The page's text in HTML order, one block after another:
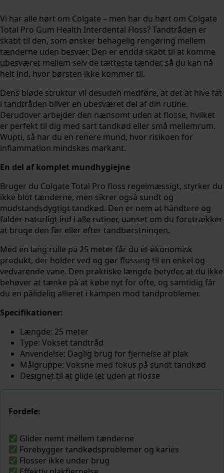
Vi har alle hørt om Colgate – men har du hørt om Colgate
Total Pro Gum Health Interdental Floss? Tandtråden er
skabt til den, som ønsker behagelig rengøring mellem
tænderne uden besvær. Den er endda skabt til at komme
ubesværet mellem selv de tætteste tænder, så du kan nå
helt ind, hvor børsten ikke kommer til.
Dens bløde struktur vil desuden medføre, at det at hive fat
i tandtråden bliver en ubesværet del af din rutine.
Derudover arbejder den nænsomt uden at flosse, hvilket
er perfekt til dig med sart tandkød eller små mellemrum.
Wupti, så har du en renere mund, hvor risikoen for
inflammation mindskes markant.
En del af komplet mundhygiejne
Bruger du Colgate Total Pro floss regelmæssigt, styrker du
ikke blot tænderne, men sikrer også sundt og
modstandsdygtigt tandkød. Den er nem at håndtere og
falder naturligt ind i alle rutiner, uanset om du foretrækker
at bruge den før eller efter tandbørstningen.
Med en lang rulle på 25 meter får du et økonomisk
produkt, der holder ved og gør flossing til en enkel og
vedvarende vane. Den praktiske længde betyder, at du ikke
behøver at tænke på at købe nyt for ofte, og samtidig får
du en pålidelig allieret i kampen mod tandproblemer.
Specifikationer:
Længde: 25 meter
Type: Vokset tandtråd
Anvendelse: Daglig brug for fjernelse af plak
Målgruppe: Voksne med fokus på sundt tandkød
Designet til at glide let uden at flosse
Fordele:
Glider nemt mellem tænderne
Forebygger tandkødsproblemer og karies
Flosser ikke under brug